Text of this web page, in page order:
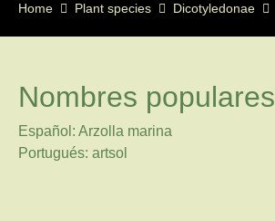
Home Plant species Dicotyledonae
Nombres populares
Español: Arzolla marina
Portugués: artsol